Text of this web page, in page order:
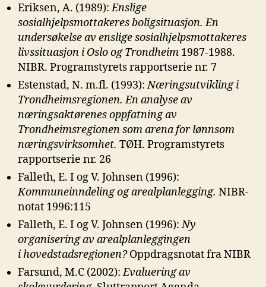
Eriksen, A. (1989):Enslige
sosialhjelpsmottakeres boligsituasjon. En
undersøkelseav enslige sosialhjelpsmottakeres
livssituasjon i Oslo og Trondheim 1987-1988.
NIBR. Programstyrets rapportserie nr. 7
Estenstad, N. m.fl. (1993):Næringsutvikling i
Trondheimsregionen. En analyseav
næringsaktørenes oppfatning av
Trondheimsregionen som arena for lønnsom
næringsvirksomhet. TØH. Programstyrets
rapportserie nr. 26
Falleth, E. I og V. Johnsen (1996):
Kommuneinndeling og arealplanlegging. NIBR-
notat 1996:115
Falleth, E. I og V. Johnsen (1996):Ny
organisering av arealplanleggingen
ihovedstadsregionen?Oppdragsnotat fra NIBR
Farsund, M.C (2002):Evaluering av